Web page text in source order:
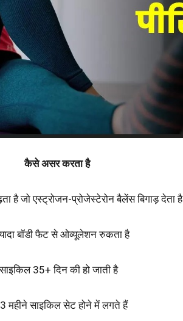
कैसे असर करता है
है जो एस्ट्रोजन-प्रोजेस्टेरोन बैलेंस बिगाड़ देता है
बॉडी फैट से ओव्यूलेशन रुकता है
35+ दिन की हो जाती है
महीने साइकिल सेट होने में लगते हैं